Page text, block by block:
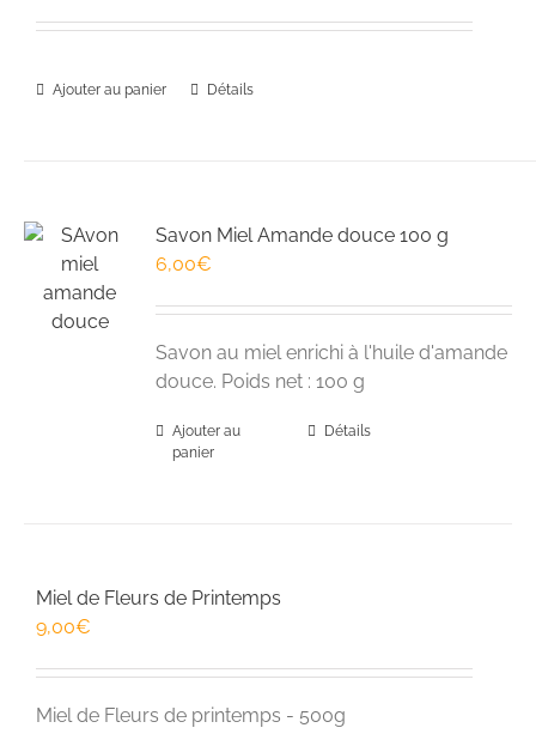
Ajouter au panier Détails
Savon Miel Amande douce 100 g
6,00€
Savon au miel enrichi à l'huile d'amande
douce. Poids net : 100 g
Ajouter au
panier
Détails
Miel de Fleurs de Printemps
9,00€
Miel de Fleurs de printemps - 500g